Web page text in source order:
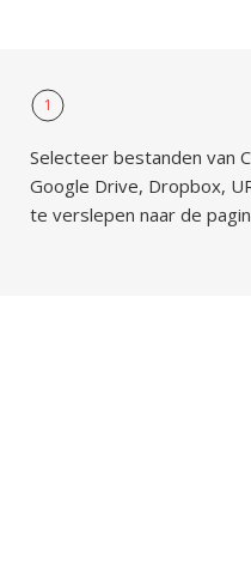
1
Selecteer bestanden van
Google Drive, Dropbox,
te verslepen naar de